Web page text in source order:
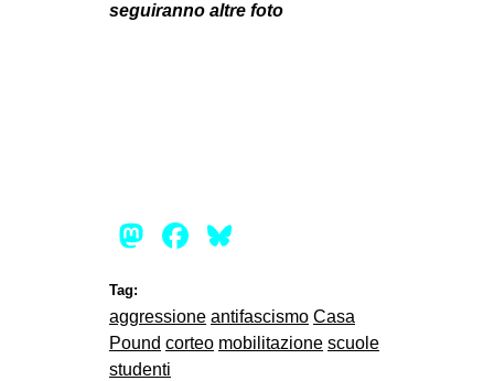
seguiranno altre foto
Mastodon
Facebook
Tag:
aggressione antifascismo Casa
Pound corteo mobilitazione scuole
studenti